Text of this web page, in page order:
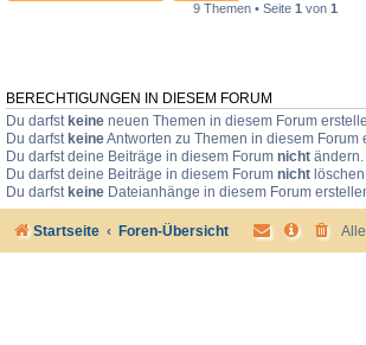
9 Themen • Seite 1 von 1
BERECHTIGUNGEN IN DIESEM FORUM
Du darfst keine neuen Themen in diesem Forum
Du darfst keineAntworten zu Themen in diesem Forum
Du darfst deine Beiträge in diesem Forum nicht ändern.
Du darfst deine Beiträge in diesem Forum nicht
Du darfst keine Dateianhänge in diesem Forum
Startseite Foren-Übersicht